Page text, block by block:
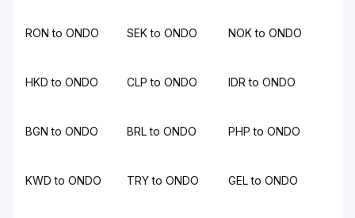
RON to ONDO SEK to ONDO NOK to ONDO
HKD to ONDO CLP to ONDO IDR to ONDO
BGN to ONDO BRL to ONDO PHP to ONDO
KWD to ONDO TRY to ONDO GEL to ONDO